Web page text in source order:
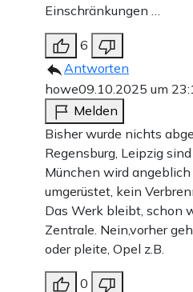
Einschränkungen …
6
Antworten
howe09.10.2025 um
Melden
Bisher wurde nichts
Regensburg, Leipzig
München wird
umgerüstet, kein
Das Werk bleibt, schon
Zentrale. Nein,vorher
oder pleite, Opel z.B.
0